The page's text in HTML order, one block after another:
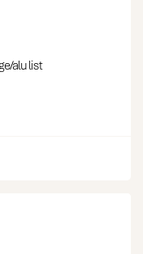
alu list